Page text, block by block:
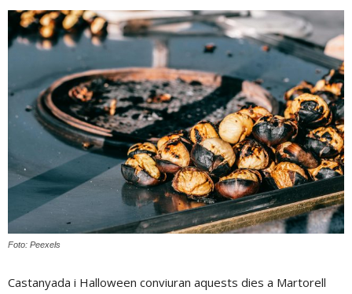
Foto: Peexels
Castanyada i Halloween conviuran aquests dies a Martorell